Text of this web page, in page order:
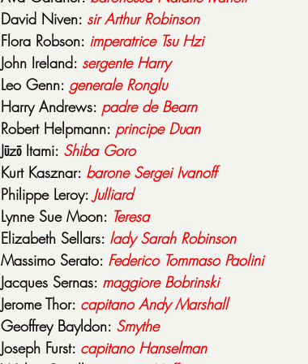
David Niven: sir Arthur Robinson
Flora Robson: imperatrice Tsu Hzi
John Ireland: sergente Harry
Leo Genn: generale Ronglu
Harry Andrews: padre de Bearn
Robert Helpmann: principe Duan
Jūzō Itami: Shiba Goro
Kurt Kasznar: barone Sergei Ivanoff
Philippe Leroy: Julliard
Lynne Sue Moon: Teresa
Elizabeth Sellars: lady Sarah Robinson
Massimo Serato: Federico Tommaso Paolini
Jacques Sernas: maggiore Bobrinski
Jerome Thor: capitano Andy Marshall
Geoffrey Bayldon: Smythe
Joseph Furst: capitano Hanselman